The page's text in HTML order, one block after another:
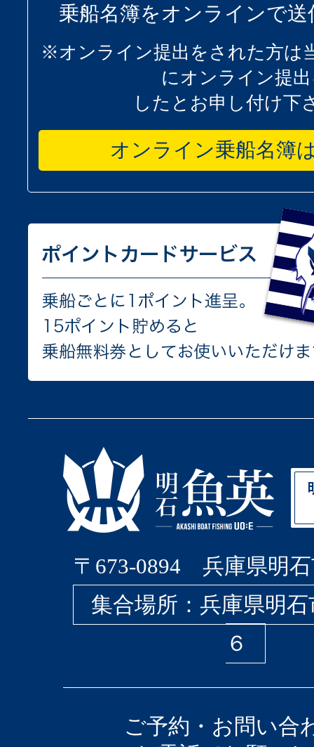
乗船名簿をオンラインで
※オンライン提出をされた方は
にオンライン提
したとお申し付け下
オンライン乗船名簿
〒673-0894 兵庫県明石
集合場所：兵庫県明
６
ご予約・お問い合